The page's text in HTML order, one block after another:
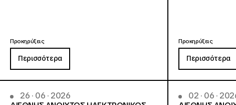
Προκηρύξεις
Περισσότερα
Προκηρύξεις
Περισσότερα
26 · 06 · 2026
02 · 06 ·